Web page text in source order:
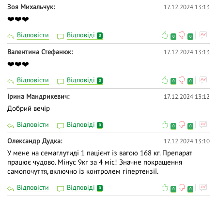
Зоя Михальчук 17.12.2024 13:13
❤️❤️❤️
Відповісти Відповіді 0 0 0
Валентина Стефанюк 17.12.2024 13:13
❤️❤️❤️
Відповісти Відповіді 0 0 0
Ірина Мандрикевич 17.12.2024 13:12
Добрий вечір
Відповісти Відповіді 0 0 0
Олександр Дудка 17.12.2024 13:10
У мене на семаглутиді 1 пацієнт із вагою 168 кг. Препарат
працює чудово. Мінус 9кг за 4 міс! Значне покращення
самопочуття, включно із контролем гіпертензії.
Відповісти Відповіді 0 0 0